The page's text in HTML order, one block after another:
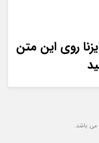
روی این متن
باشد.